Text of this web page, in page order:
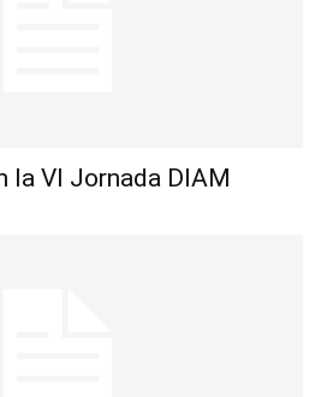
la VI Jornada DIAM